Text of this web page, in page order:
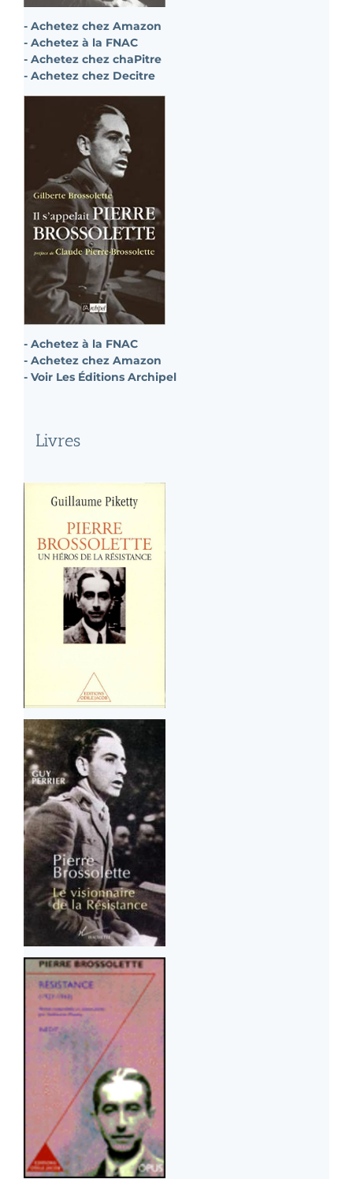
- Achetez chez Amazon
- Achetez à la FNAC
- Achetez chez chaPitre
- Achetez chez Decitre
- Achetez à la FNAC
- Achetez chez Amazon
- Voir Les Éditions Archipel
Livres